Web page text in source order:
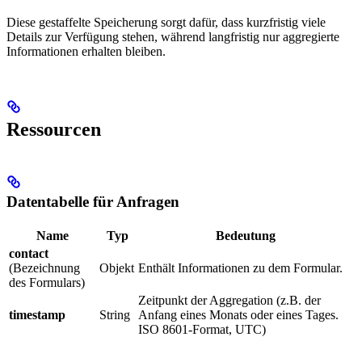
Diese gestaffelte Speicherung sorgt dafür, dass kurzfristig viele
Details zur Verfügung stehen, während langfristig nur aggregierte
Informationen erhalten bleiben.
Ressourcen
Datentabelle für Anfragen
Name Typ
Bedeutung
contact
(Bezeichnung
des Formulars)
Objekt Enthält Informationen zu dem Formular.
timestamp String
Zeitpunkt der Aggregation (z.B. der
Anfang eines Monats oder eines Tages.
ISO 8601-Format, UTC)